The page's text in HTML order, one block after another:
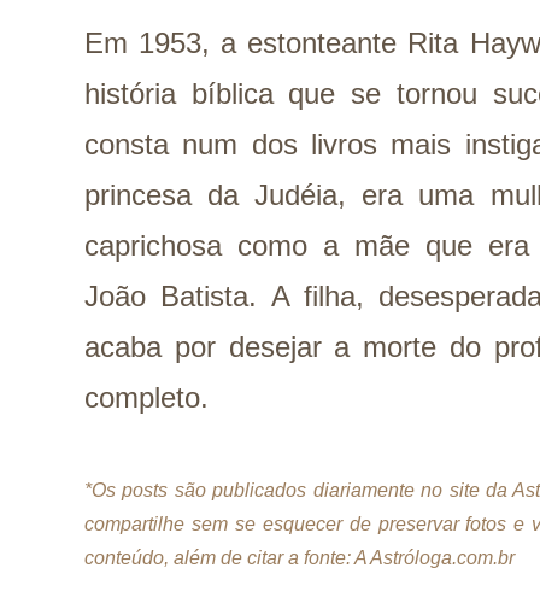
Em 1953, a estonteante Rita
história bíblica que se tornou
consta num dos livros mais
princesa da Judéia, era uma
caprichosa como a mãe que
João Batista. A filha,
acaba por desejar a morte do
completo.
*Os posts são publicados diariamente no site da
compartilhe sem se esquecer de preservar fotos e
conteúdo, além de citar a fonte: A Astróloga.com.br